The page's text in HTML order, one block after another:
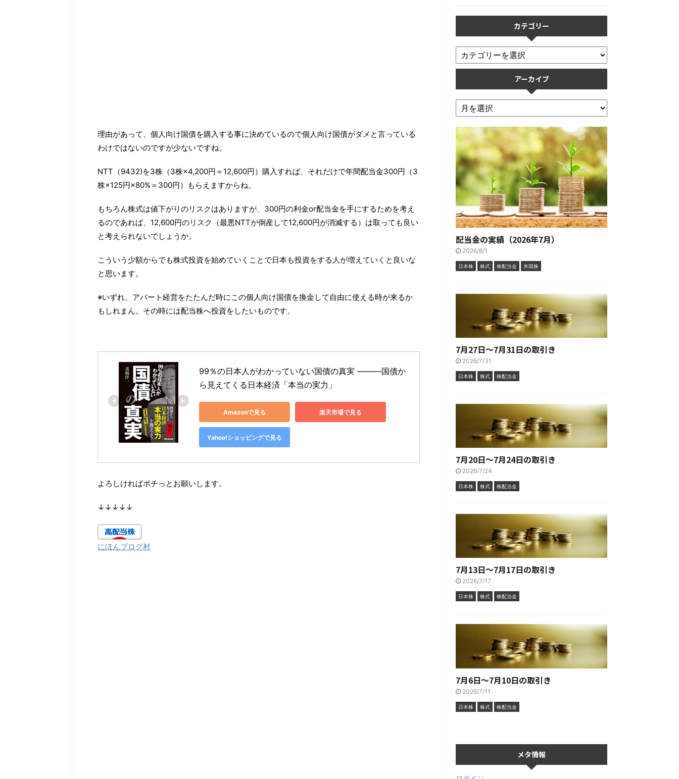
理由があって、個人向け国債を購入する事に決めているので個人向け国債がダメと言っている
わけではないのですが少ないですね。
NTT（9432)を3株（3株×4,200円＝12,600円）購入すれば、それだけで年間配当金300円（3
株×125円×80%＝300円）もらえますからね。
もちろん株式は値下がりのリスクはありますが、300円の利金or配当金を手にするためを考え
るのであれば、12,600円のリスク（最悪NTTが倒産して12,600円が消滅する）は取っても良い
と考えられないでしょうか。
こういう少額からでも株式投資を始めていくことで日本も投資をする人が増えていくと良いな
と思います。
※いずれ、アパート経営をたたんだ時にこの個人向け国債を換金して自由に使える時が来るか
もしれまん。その時には配当株へ投資をしたいものです。
99％の日本人がわかっていない国債の真実 ―――国債か
ら見えてくる日本経済「本当の実力」
Amazonで見る 楽天市場で見る
Yahoo!ショッピングで見る
よろしければポチっとお願いします。
↓↓↓↓↓
にほんブログ村
カテゴリー
アーカイブ
配当金の実績（2026年7月）
2026/8/1
日本株 株式 株配当金 米国株
7月27日～7月31日の取引き
2026/7/31
日本株 株式 株配当金
7月20日～7月24日の取引き
2026/7/24
日本株 株式 株配当金
7月13日～7月17日の取引き
2026/7/17
日本株 株式 株配当金
7月6日～7月10日の取引き
2026/7/11
日本株 株式 株配当金
メタ情報